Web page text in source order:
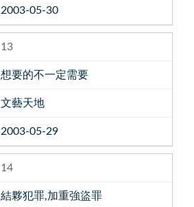
2003-05-30
13
想要的不一定需要
文藝天地
2003-05-29
14
結夥犯罪,加重強盜罪